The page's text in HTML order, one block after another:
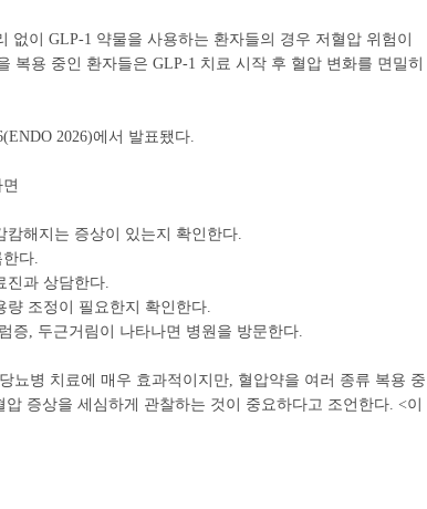
없이 GLP-1 약물을 사용하는 환자들의 경우 저혈압 위험이
복용 중인 환자들은 GLP-1 치료 시작 후 혈압 변화를 면밀히
2026)에서 발표됐다.
해지는 증상이 있는지 확인한다.
다.
진과 상담한다.
조정이 필요한지 확인한다.
증, 두근거림이 나타나면 병원을 방문한다.
뇨병 치료에 매우 효과적이지만, 혈압약을 여러 종류 복용 중
증상을 세심하게 관찰하는 것이 중요하다고 조언한다. <이